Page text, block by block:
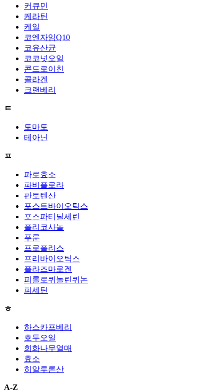
커큐민
케라틴
케일
코엔자임Q10
코유산균
코코넛오일
콘드로이친
콜라겐
크랜베리
ㅌ
토마토
테아닌
ㅍ
파로효소
파비플로라
판토텐산
포스트바이오틱스
포스파티딜세린
폴리코사놀
푸룬
프로폴리스
프리바이오틱스
플라즈마로겐
피롤로퀴놀린퀴논
피세틴
ㅎ
하스카프베리
호두오일
회화나무열매
효소
히알루론산
A-Z